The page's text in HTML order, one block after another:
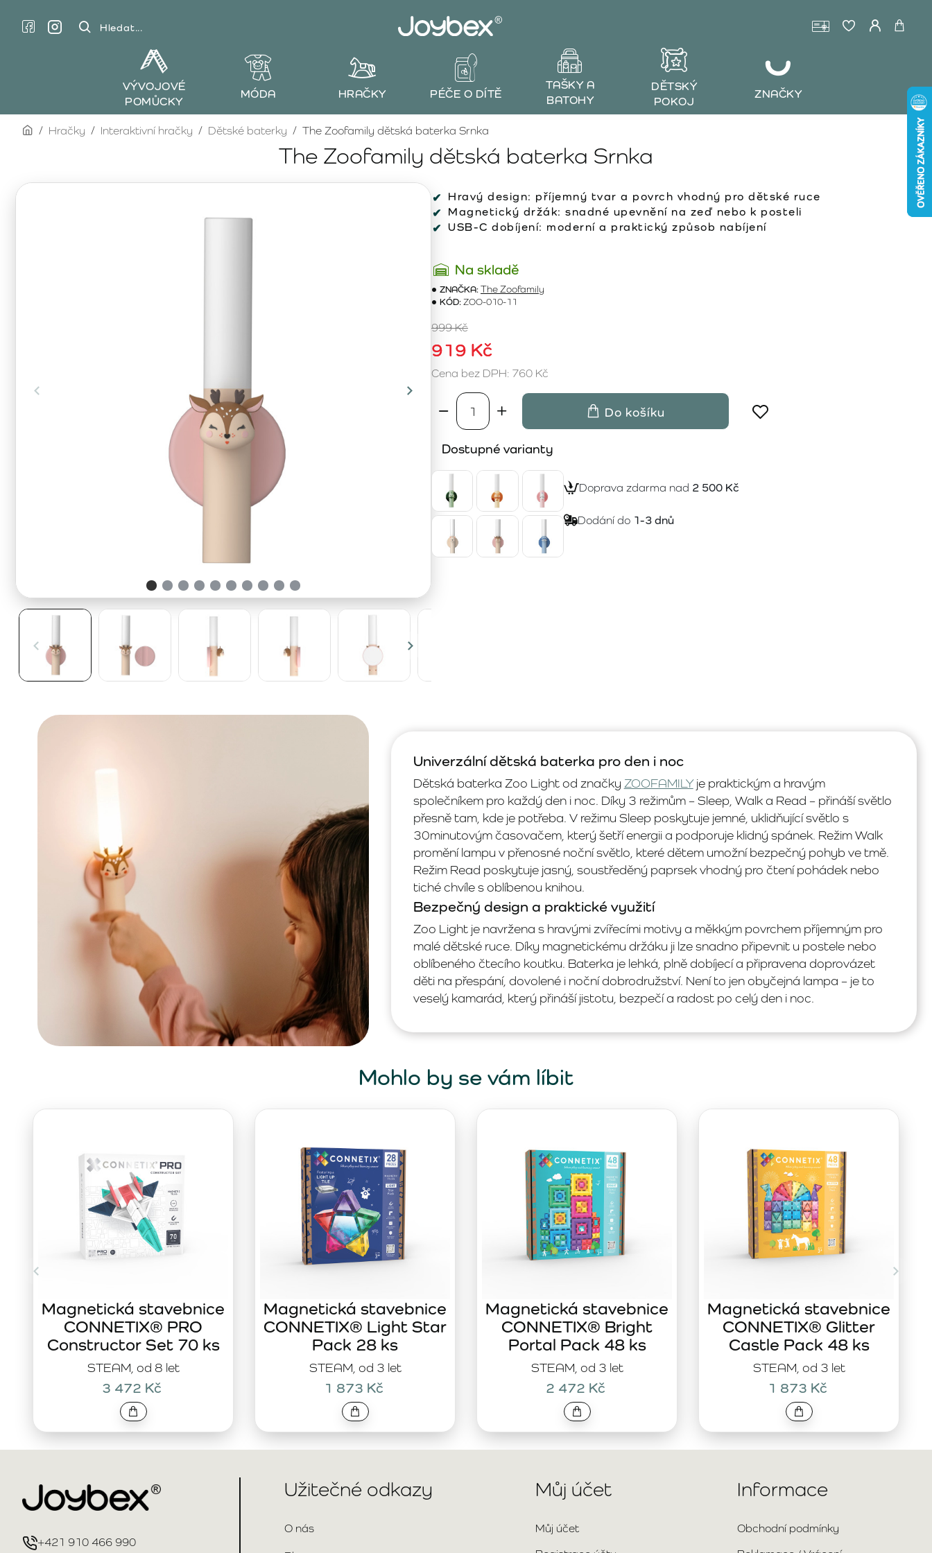
Hledat...
VÝVOJOVÉ
POMŮCKY
MÓDA HRAČKY PÉČE O DÍTĚ
TAŠKY A
BATOHY
DĚTSKÝ
POKOJ
ZNAČKY
The Zoofamily dětská baterka Srnka
homeHračky Interaktivní hračky Dětské baterky The Zoofamily dětská baterka Srnka
Hravý design: příjemný tvar a povrch vhodný pro dětské ruce
Magnetický držák: snadné upevnění na zeď nebo k posteli
USB-C dobíjení: moderní a praktický způsob nabíjení
Na skladě
ZNAČKA:The Zoofamily
KÓD:ZOO-010-11
919 Kč
999 Kč
Cena bez DPH: 760 Kč
Do košíku
Dostupné varianty
Doprava zdarma nad 2 500 Kč
Dodání do 1-3 dnů
Univerzální dětská baterka pro den i noc
Dětská baterka Zoo Light od značky ZOOFAMILYje praktickým a hravým
společníkem pro každý den i noc. Díky 3 režimům –Sleep, Walk a Read – přináší světlo
přesně tam, kde je potřeba. V režimu Sleep poskytuje jemné, uklidňující světlo s
30minutovým časovačem, který šetří energii a podporuje klidný spánek. Režim Walk
promění lampu v přenosné noční světlo, které dětem umožní bezpečný pohyb ve tmě.
Režim Read poskytuje jasný, soustředěný paprsek vhodný pro čtení pohádek nebo
tiché chvíle s oblíbenou knihou.
Bezpečný design a praktické využití
Zoo Light je navržena s hravými zvířecími motivy a měkkým povrchem příjemným pro
malé dětské ruce. Díky magnetickému držáku ji lze snadno připevnit u postele nebo
oblíbeného čtecího koutku. Baterka je lehká, plně dobíjecí a připravena doprovázet
děti na přespání, dovolené i noční dobrodružství. Není to jen obyčejná lampa – je to
veselý kamarád, který přináší jistotu, bezpečí a radost po celý den i noc.
Mohlo by se vám líbit
STEAM, od 8 let
Magnetická stavebnice
CONNETIX® PRO
Constructor Set 70 ks
3 472 Kč
STEAM, od 3 let
Magnetická stavebnice
CONNETIX® Light Star
Pack 28 ks
1 873 Kč
STEAM, od 3 let
Magnetická stavebnice
CONNETIX® Bright
Portal Pack 48 ks
2 472 Kč
STEAM, od 3 let
Magnetická stavebnice
CONNETIX® Glitter
Castle Pack 48 ks
1 873 Kč
+421 910 466 990
Užitečné odkazy
O nás
Můj účet
Můj účet
Informace
Obchodní podmínky